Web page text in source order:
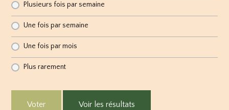
Plusieurs fois par semaine
Une fois par semaine
Une fois par mois
Plus rarement
Voter Voir les résultats